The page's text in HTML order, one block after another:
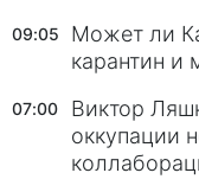
09:05
Может ли
карантин и
07:00
Виктор
оккупации